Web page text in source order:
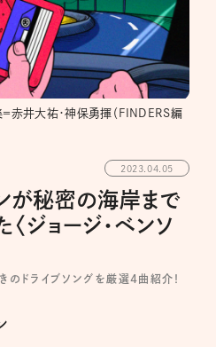
赤井大祐・神保勇揮（FINDERS編
2023.04.05
が秘密の海岸まで
ジョージ・ベンソ
のドライブソングを厳選４曲紹介！